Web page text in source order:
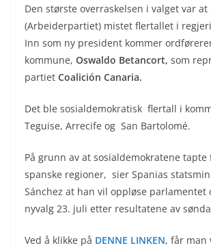
Den største overraskelsen i valget var at
(Arbeiderpartiet) mistet flertallet i
Inn som ny president kommer
kommune, Oswaldo Betancort, som
partiet Coalición Canaria.
Det ble sosialdemokratisk flertall i
Teguise, Arrecife og San Bartolomé.
På grunn av at sosialdemokratene
spanske regioner, sier Spanias
Sánchez at han vil oppløse parlamentet
nyvalg 23. juli etter resultatene av
Ved å klikke på DENNE LINKEN, får man